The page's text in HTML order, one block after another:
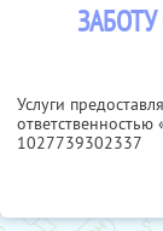
Услуги
ответственностью
1027739302337